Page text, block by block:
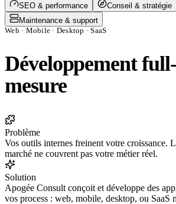
SEO & performance
Conseil & stratégie
Maintenance & support
Web · Mobile · Desktop · SaaS
Développement
mesure
Problème
Vos outils internes freinent votre croissance.
marché ne couvrent pas votre métier réel.
Solution
Apogée Consult conçoit et développe des
vos process : web, mobile, desktop, ou SaaS